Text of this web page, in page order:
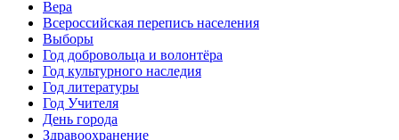
Вера
Всероссийская перепись населения
Выборы
Год добровольца и волонтёра
Год культурного наследия
Год литературы
Год Учителя
День города
Здравоохранение